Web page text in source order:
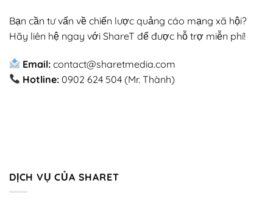
DỊCH VỤ CỦA SHARET
Bạn cần tư vấn về chiến lược quảng cáo mạng xã hội?
Hãy liên hệ ngay với ShareT để được hỗ trợ miễn phí!
Email: contact@sharetmedia.com
Hotline: 0902 624 504 (Mr. Thành)